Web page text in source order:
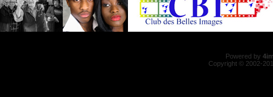
Powered by
Copyright © 2002-